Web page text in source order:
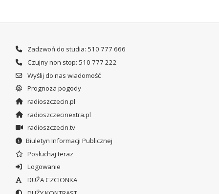
Zadzwoń do studia: 510 777 666
Czujny non stop: 510 777 222
Wyślij do nas wiadomość
Prognoza pogody
radioszczecin.pl
radioszczecinextra.pl
radioszczecin.tv
Biuletyn Informacji Publicznej
Posłuchaj teraz
Logowanie
DUŻA CZCIONKA